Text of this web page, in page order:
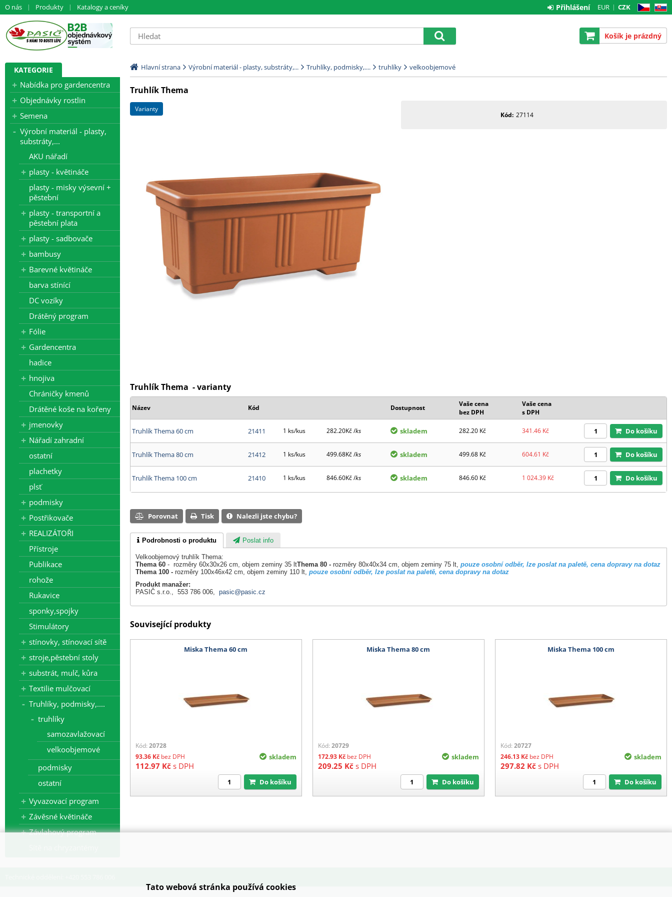
O nás Produkty Katalogy a ceníky CZ SK
EUR CZK
Přihlášení
Košík je prázdný
KATEGORIE
Nabídka pro gardencentra
Objednávky rostlin
Semena
Výrobní materiál - plasty,
substráty,...
AKU nářadí
plasty - květináče
plasty - misky výsevní +
pěstební
plasty - transportní a
pěstební plata
plasty - sadbovače
bambusy
Barevné květináče
barva stínící
DC vozíky
Drátěný program
Fólie
Gardencentra
hadice
hnojiva
Chráničky kmenů
Drátěné koše na kořeny
jmenovky
Nářadí zahradní
ostatní
plachetky
plsť
podmisky
Postřikovače
REALIZÁTOŘI
Přístroje
Publikace
rohože
Rukavice
sponky,spojky
Stimulátory
stínovky, stínovací sítě
stroje,pěstební stoly
substrát, mulč, kůra
Textilie mulčovací
Truhlíky, podmisky,....
truhlíky
samozavlažovací
velkoobjemové
podmisky
ostatní
Vyvazovací program
Závěsné květináče
Závlahový program
Hlavní strana Výrobní materiál - plasty, substráty,... Truhlíky, podmisky,.... truhlíky velkoobjemové
Truhlík Thema
varianty
Kód 27114
Truhlík Thema - varianty
Název Kód Dostupnost
Vaše cena
bez DPH
Vaše cena
s DPH
Truhlík Thema 60 cm 21411 1 ks/kus 282.20Kč /ks skladem 282.20 Kč 341.46 Kč Do košíku
Truhlík Thema 80 cm 21412 1 ks/kus 499.68Kč /ks skladem 499.68 Kč 604.61 Kč Do košíku
Truhlík Thema 100 cm 21410 1 ks/kus 846.60Kč /ks skladem 846.60 Kč 1 024.39 Kč Do košíku
Porovnat Tisk Nalezli jste chybu?
Podrobnosti o produktu Poslat info
Velkoobjemový truhlík Thema:
Thema 60 - rozměry 60x30x26 cm, objem zeminy 35 ltThema 80 - rozměry 80x40x34 cm, objem zeminy 75 lt, pouze osobní odběr, lze poslat na paletě, cena dopravy na dotaz
Thema 100 - rozměry 100x46x42 cm, objem zeminy 110 lt, pouze osobní odběr, lze poslat na paletě, cena dopravy na dotaz
Produkt manažer:
PASIČ s.r.o., 553 786 006, pasic@pasic.cz
Související produkty
Miska Thema 60 cm
Kód: 20728
93.36 Kč bez DPH
112.97 Kč s DPH
skladem
Do košíku
Miska Thema 80 cm
Kód:20729
172.93 Kč bez DPH
209.25 Kč s DPH
skladem
Do košíku
Miska Thema 100 cm
Kód:20727
246.13 Kč bez DPH
297.82 Kč s DPH
skladem
Do košíku
Tato webová stránka používá cookies